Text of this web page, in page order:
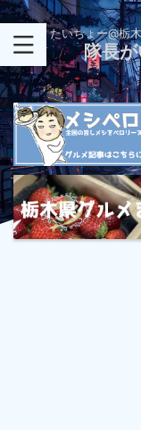
たいちょー@栃
隊長